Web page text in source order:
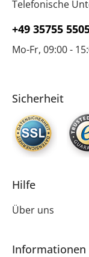
Telefonische
+49 35755
Mo-Fr, 09:00 -
Sicherheit
Hilfe
Über uns
Informationen